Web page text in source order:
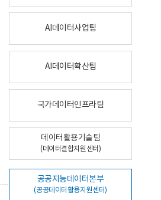
AI데이터사업팀
AI데이터확산팀
국가데이터인프라팀
데이터활용기술팀
(데이터결합지원센터)
공공지능데이터본부
(공공데이터활용지원센터)